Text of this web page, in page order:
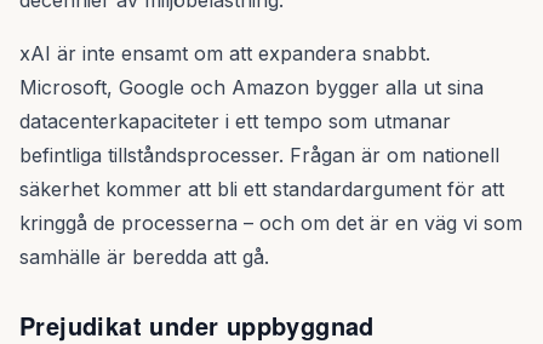
xAI är inte ensamt om att expandera snabbt.
Microsoft, Google och Amazon bygger alla ut sina
datacenterkapaciteter i ett tempo som utmanar
befintliga tillståndsprocesser. Frågan är om nationell
säkerhet kommer att bli ett standardargument för att
kringgå de processerna – och om det är en väg vi som
samhälle är beredda att gå.
Prejudikat under uppbyggnad